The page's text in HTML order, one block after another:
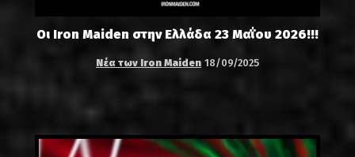
Οι Iron Maiden στην Ελλάδα 23 Μαΐου 2026!!!
Νέα των Iron Maiden 18/09/2025